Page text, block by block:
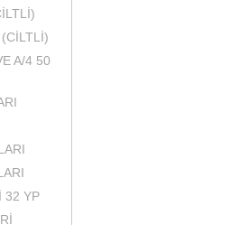
A/4 50
32 YP